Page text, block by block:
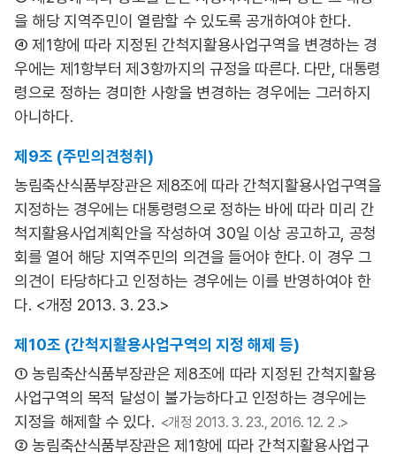
을 해당 지역주민이 열람할 수 있도록 공개하여야 한다.
④ 제1항에 따라 지정된 간척지활용사업구역을 변경하는 경
우에는 제1항부터 제3항까지의 규정을 따른다. 다만, 대통령
령으로 정하는 경미한 사항을 변경하는 경우에는 그러하지
아니하다.
제9조 (주민의견청취)
농림축산식품부장관은 제8조에 따라 간척지활용사업구역을
지정하는 경우에는 대통령령으로 정하는 바에 따라 미리 간
척지활용사업계획안을 작성하여 30일 이상 공고하고, 공청
회를 열어 해당 지역주민의 의견을 들어야 한다. 이 경우 그
의견이 타당하다고 인정하는 경우에는 이를 반영하여야 한
다. <개정 2013. 3. 23.>
제10조 (간척지활용사업구역의 지정 해제 등)
① 농림축산식품부장관은 제8조에 따라 지정된 간척지활용
사업구역의 목적 달성이 불가능하다고 인정하는 경우에는
지정을 해제할 수 있다. <개정 2013. 3. 23., 2016. 12. 2 .>
② 농림축산식품부장관은 제1항에 따라 간척지활용사업구